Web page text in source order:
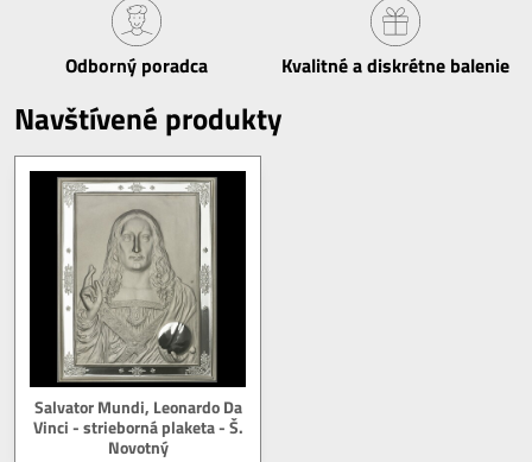
Odborný poradca Kvalitné a diskrétne balenie
Navštívené produkty
Salvator Mundi, Leonardo Da
Vinci - strieborná plaketa - Š.
Novotný